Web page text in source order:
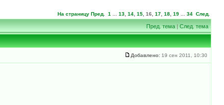
На страницу Пред. 1 13 14 15 16 17 18 19 34 След.
Пред. тема|След. тема
Добавлено: 19 сен 2011, 10:30